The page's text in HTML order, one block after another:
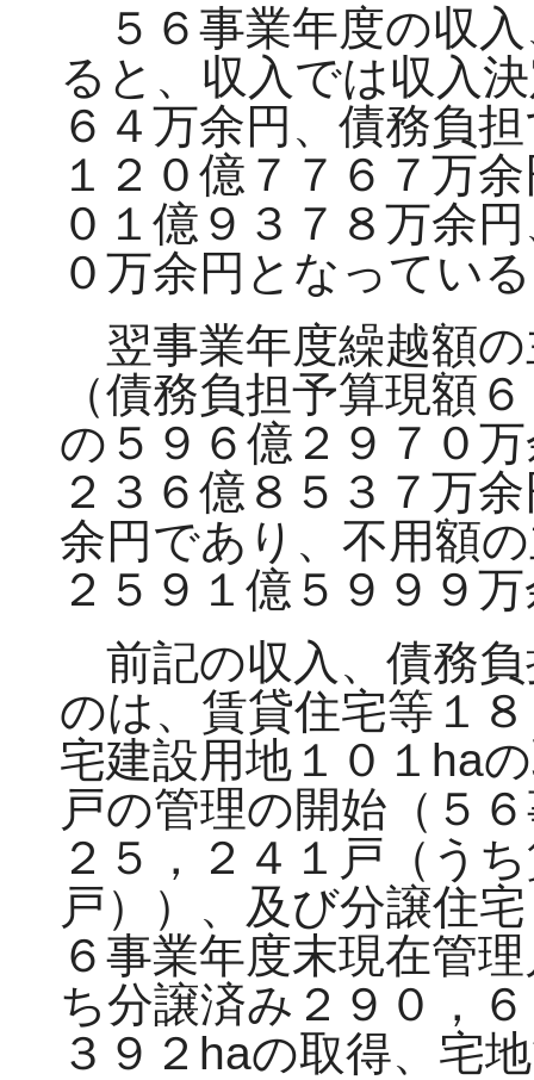
５６事業年度の収
ると、収入では収入
６４万余円、債務負
１２０億７７６７万
０１億９３７８万余
０万余円となってい
翌事業年度繰越額
（債務負担予算現額
の５９６億２９７０
２３６億８５３７万
余円であり、不用額
２５９１億５９９９
前記の収入、債務
のは、賃貸住宅等１
宅建設用地１０１ha
戸の管理の開始（５
２５，２４１戸（う
戸））、及び分譲住
６事業年度末現在管
ち分譲済み２９０，
３９２haの取得、宅